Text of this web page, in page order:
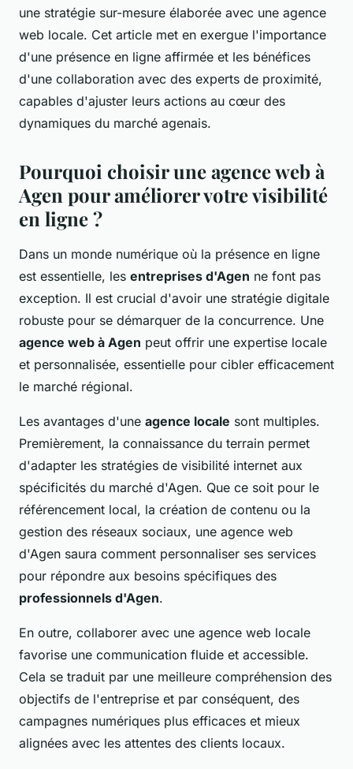
une stratégie sur-mesure élaborée avec une agence
web locale. Cet article met en exergue l'importance
d'une présence en ligne affirmée et les bénéfices
d'une collaboration avec des experts de proximité,
capables d'ajuster leurs actions au cœur des
dynamiques du marché agenais.
Pourquoi choisir une agence web à
Agen pour améliorer votre visibilité
en ligne ?
Dans un monde numérique où la présence en ligne
est essentielle, les entreprises d'Agen ne font pas
exception. Il est crucial d'avoir une stratégie digitale
robuste pour se démarquer de la concurrence. Une
agence web à Agen peut offrir une expertise locale
et personnalisée, essentielle pour cibler efficacement
le marché régional.
Les avantages d'une agence locale sont multiples.
Premièrement, la connaissance du terrain permet
d'adapter les stratégies de visibilité internet aux
spécificités du marché d'Agen. Que ce soit pour le
référencement local, la création de contenu ou la
gestion des réseaux sociaux, une agence web
d'Agen saura comment personnaliser ses services
pour répondre aux besoins spécifiques des
professionnels d'Agen.
En outre, collaborer avec une agence web locale
favorise une communication fluide et accessible.
Cela se traduit par une meilleure compréhension des
objectifs de l'entreprise et par conséquent, des
campagnes numériques plus efficaces et mieux
alignées avec les attentes des clients locaux.